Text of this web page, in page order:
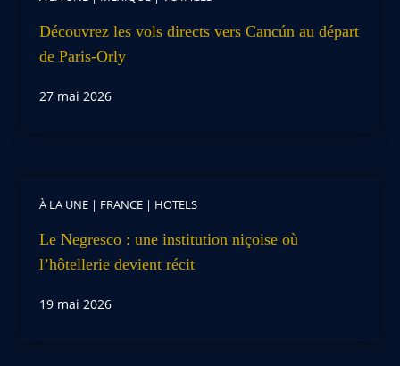
Découvrez les vols directs vers Cancún au départ
de Paris-Orly
27 mai 2026
À LA UNE | FRANCE | HOTELS
Le Negresco : une institution niçoise où
l’hôtellerie devient récit
19 mai 2026